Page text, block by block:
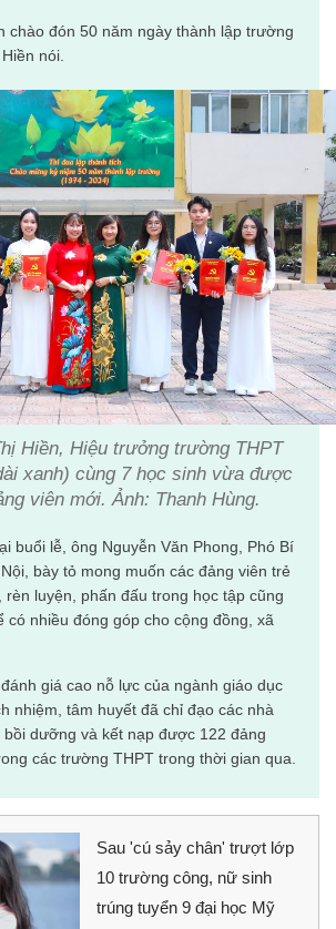
chào đón 50 năm ngày thành lập trường
nói.
Hiền, Hiệu trưởng trường THPT
xanh) cùng 7 học sinh vừa được
viên mới. Ảnh: Thanh Hùng.
buổi lễ, ông Nguyễn Văn Phong, Phó Bí
bày tỏ mong muốn các đảng viên trẻ
luyện, phấn đấu trong học tập cũng
có nhiều đóng góp cho cộng đồng, xã
giá cao nỗ lực của ngành giáo dục
nhiệm, tâm huyết đã chỉ đạo các nhà
dưỡng và kết nạp được 122 đảng
các trường THPT trong thời gian qua.
Sau 'cú sảy chân' trượt lớp
10 trường công, nữ sinh
trúng tuyển 9 đại học Mỹ